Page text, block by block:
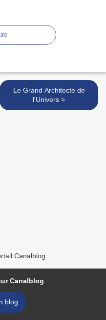
Le Grand Architecte de
l'Univers >
Canalblog
Canalblog
blog